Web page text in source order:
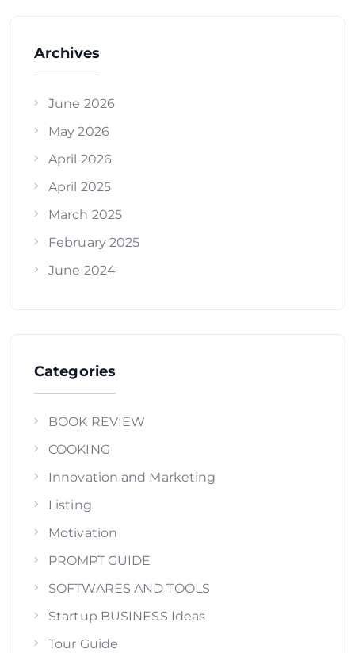
Archives
June 2026
May 2026
April 2026
April 2025
March 2025
February 2025
June 2024
Categories
BOOK REVIEW
COOKING
Innovation and Marketing
Listing
Motivation
PROMPT GUIDE
SOFTWARES AND TOOLS
Startup BUSINESS Ideas
Tour Guide